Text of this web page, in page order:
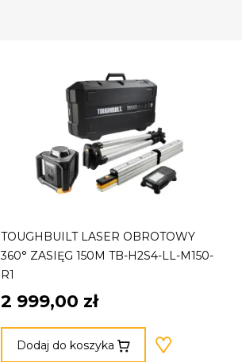
TOUGHBUILT LASER OBROTOWY
360° ZASIĘG 150M TB-H2S4-LL-M150-
R1
2 999,00 zł
Dodaj do koszyka